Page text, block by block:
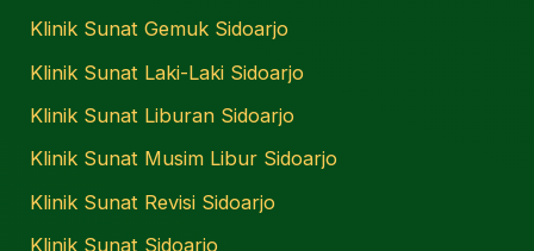
Klinik Sunat Gemuk Sidoarjo
Klinik Sunat Laki-Laki Sidoarjo
Klinik Sunat Liburan Sidoarjo
Klinik Sunat Musim Libur Sidoarjo
Klinik Sunat Revisi Sidoarjo
Klinik Sunat Sidoarjo